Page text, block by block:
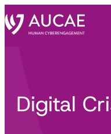
Digital